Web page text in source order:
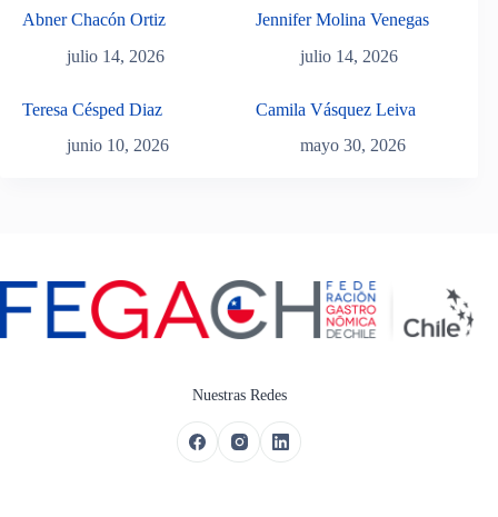
Abner Chacón Ortiz
julio 14, 2026
Jennifer Molina Venegas
julio 14, 2026
Teresa Césped Diaz
junio 10, 2026
Camila Vásquez Leiva
mayo 30, 2026
Nuestras Redes